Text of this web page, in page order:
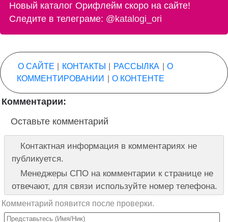
Новый каталог Орифлейм скоро на сайте!
Следите в телеграме: @katalogi_ori
О САЙТЕ КОНТАКТЫ РАССЫЛКА
О
КОММЕНТИРОВАНИИ
О КОНТЕНТЕ
Комментарии:
Оставьте комментарий
Контактная информация в комментариях не
публикуется.
Менеджеры СПО на комментарии к странице не
отвечают, для связи используйте номер телефона.
Комментарий появится после проверки.